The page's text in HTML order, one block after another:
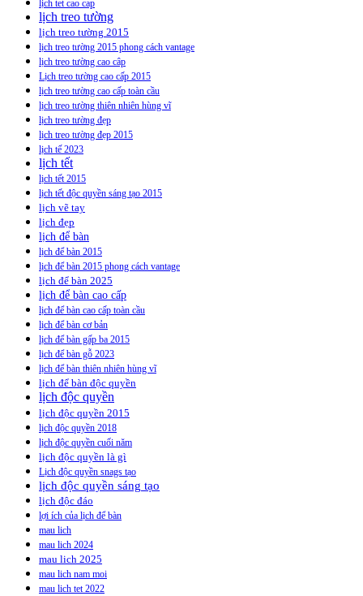
lịch tet cao cap
lịch treo tường
lịch treo tường 2015
lịch treo tường 2015 phong cách vantage
lịch treo tường cao câp
Lịch treo tường cao cấp 2015
lịch treo tường cao cấp toàn cầu
lịch treo tường thiên nhiên hùng vĩ
lịch treo tường đẹp
lịch treo tường đẹp 2015
lịch tế 2023
lịch tết
lịch tết 2015
lịch tết độc quyền sáng tạo 2015
lịch vẽ tay
lịch đẹp
lịch để bàn
lịch để bàn 2015
lịch để bàn 2015 phong cách vantage
lịch để bàn 2025
lịch để bàn cao cấp
lịch để bàn cao cấp toàn cầu
lịch để bàn cơ bản
lịch để bàn gấp ba 2015
lịch để bàn gỗ 2023
lịch để bàn thiên nhiên hùng vĩ
lịch để bàn độc quyền
lịch độc quyền
lịch độc quyền 2015
lịch độc quyền 2018
lịch độc quyền cuối năm
lịch độc quyền là gì
Lịch độc quyền snags tạo
lịch độc quyền sáng tạo
lịch độc đáo
lợi ích của lịch để bàn
mau lich
mau lich 2024
mau lich 2025
mau lich nam moi
mau lich tet 2022